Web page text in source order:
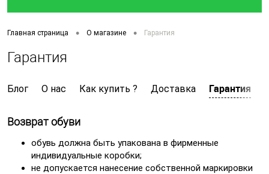
Главная страница • О магазине • Гарантия
Гарантия
Блог О нас Как купить ? Доставка Гарантия
Возврат обуви
обувь должна быть упакована в фирменные
индивидуальные коробки;
не допускается нанесение собственной маркировки